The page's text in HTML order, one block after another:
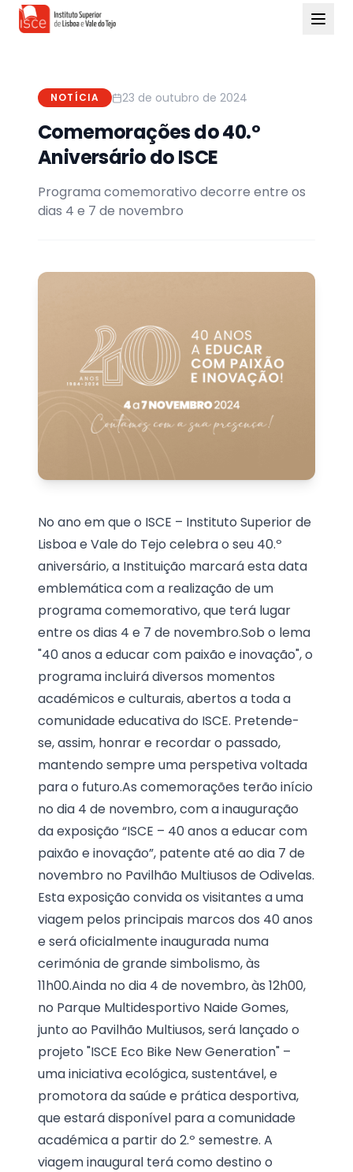
NOTÍCIA 23 de outubro de 2024
Comemorações do 40.º
Aniversário do ISCE
Programa comemorativo decorre entre os
dias 4 e 7 de novembro
No ano em que o ISCE – Instituto Superior de
Lisboa e Vale do Tejo celebra o seu 40.º
aniversário, a Instituição marcará esta data
emblemática com a realização de um
programa comemorativo, que terá lugar
entre os dias 4 e 7 de novembro.Sob o lema
"40 anos a educar com paixão e inovação", o
programa incluirá diversos momentos
académicos e culturais, abertos a toda a
comunidade educativa do ISCE. Pretende-
se, assim, honrar e recordar o passado,
mantendo sempre uma perspetiva voltada
para o futuro.As comemorações terão início
no dia 4 de novembro, com a inauguração
da exposição “ISCE – 40 anos a educar com
paixão e inovação”, patente até ao dia 7 de
novembro no Pavilhão Multiusos de Odivelas.
Esta exposição convida os visitantes a uma
viagem pelos principais marcos dos 40 anos
e será oficialmente inaugurada numa
cerimónia de grande simbolismo, às
11h00.Ainda no dia 4 de novembro, às 12h00,
no Parque Multidesportivo Naide Gomes,
junto ao Pavilhão Multiusos, será lançado o
projeto "ISCE Eco Bike New Generation" –
uma iniciativa ecológica, sustentável, e
promotora da saúde e prática desportiva,
que estará disponível para a comunidade
académica a partir do 2.º semestre. A
viagem inaugural terá como destino o